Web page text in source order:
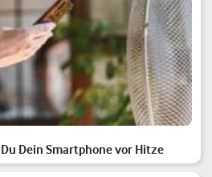
Dein Smartphone vor Hitze